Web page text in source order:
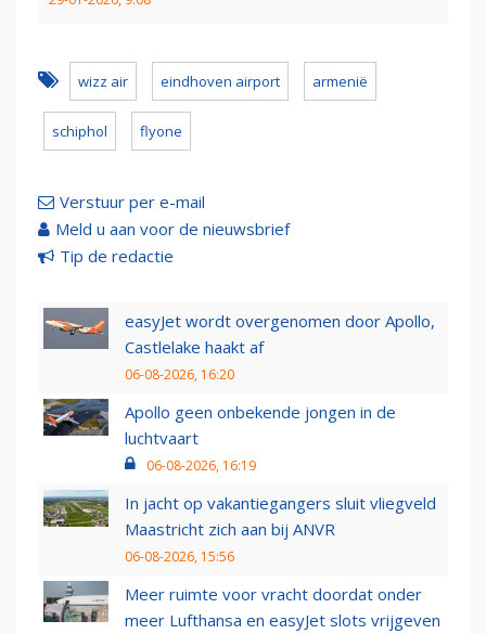
wizz air eindhoven airport armenië
schiphol flyone
Verstuur per e-mail
Meld u aan voor de nieuwsbrief
Tip de redactie
easyJet wordt overgenomen door Apollo,
Castlelake haakt af
06-08-2026, 16:20
Apollo geen onbekende jongen in de
luchtvaart
06-08-2026, 16:19
In jacht op vakantiegangers sluit vliegveld
Maastricht zich aan bij ANVR
06-08-2026, 15:56
Meer ruimte voor vracht doordat onder
meer Lufthansa en easyJet slots vrijgeven